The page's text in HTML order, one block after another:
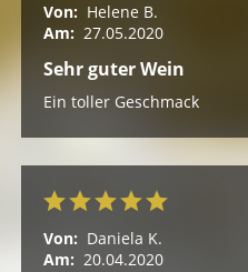
Von: Helene B.
Am: 27.05.2020
Sehr guter Wein
Ein toller Geschmack
Von: Daniela K.
Am: 20.04.2020